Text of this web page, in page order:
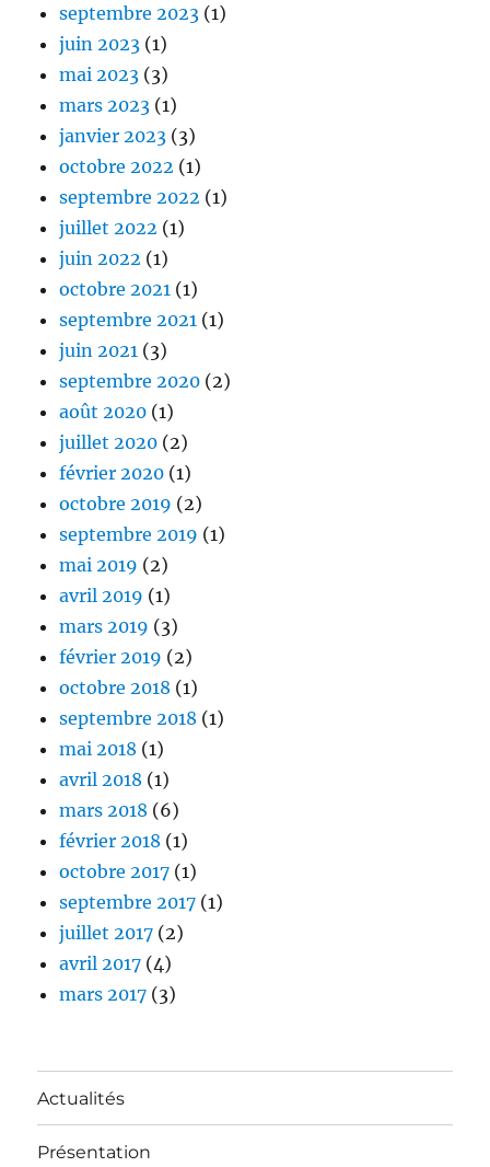
septembre 2023 (1)
juin 2023 (1)
mai 2023 (3)
mars 2023 (1)
janvier 2023 (3)
octobre 2022 (1)
septembre 2022 (1)
juillet 2022 (1)
juin 2022 (1)
octobre 2021 (1)
septembre 2021 (1)
juin 2021 (3)
septembre 2020 (2)
août 2020 (1)
juillet 2020 (2)
février 2020 (1)
octobre 2019 (2)
septembre 2019 (1)
mai 2019 (2)
avril 2019 (1)
mars 2019 (3)
février 2019 (2)
octobre 2018 (1)
septembre 2018 (1)
mai 2018 (1)
avril 2018 (1)
mars 2018 (6)
février 2018 (1)
octobre 2017 (1)
septembre 2017 (1)
juillet 2017 (2)
avril 2017 (4)
mars 2017 (3)
Actualités
Présentation